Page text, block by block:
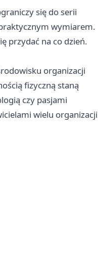
się do serii
wymiarem.
przydać na co dzień.
organizacji
fizyczną staną
czy pasjami
wielu organizacji